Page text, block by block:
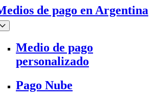
de pago en Argentina
Medio de pago
personalizado
Pago Nube